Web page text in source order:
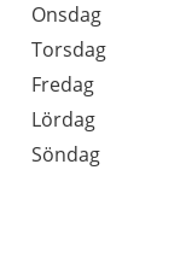
Onsdag
Torsdag
Fredag
Lördag
Söndag